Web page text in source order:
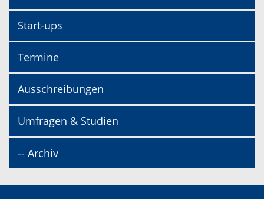
Start-ups
Termine
Ausschreibungen
Umfragen & Studien
-- Archiv